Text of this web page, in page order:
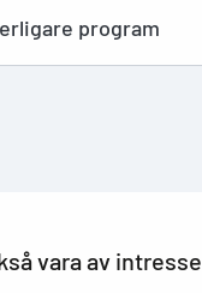
program
vara av intresse